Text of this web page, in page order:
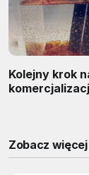
Kolejny krok
Zobacz